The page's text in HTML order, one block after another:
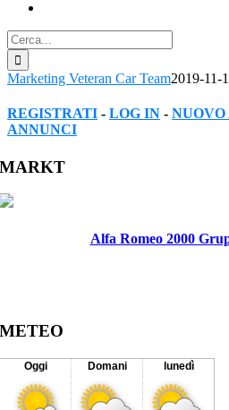
Cerca
per:
Marketing Veteran Car Team2019-11-
REGISTRATI - LOG IN -
ANNUNCI
Facebook
Twitter
Reddit
LinkedIn
WhatsApp
Tumblr
Pinterest
Vk
Xing
Email
MARKT
Alfa Romeo 2000
METEO
Oggi Domani lunedì